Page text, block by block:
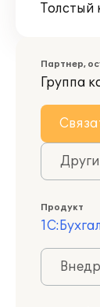
Толстый
Партнер,
Группа
Продукт